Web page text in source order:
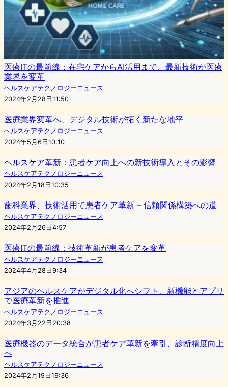
医療ITの最前線：在宅ケアからAI活用まで、最新技術が医療
業界を変革
ヘルスケアテクノロジーニュース
2024年2月28日11:50
医療業界変革へ、デジタル技術が拓く新たな地平
ヘルスケアテクノロジーニュース
2024年5月6日10:10
ヘルスケア革新：患者ケア向上への新技術導入とその影響
ヘルスケアテクノロジーニュース
2024年2月18日10:35
歯科業界、技術活用で患者ケア革新 – 信頼関係構築への道
ヘルスケアテクノロジーニュース
2024年2月26日4:57
医療ITの最前線：技術革新が患者ケアを変革
ヘルスケアテクノロジーニュース
2024年4月28日9:34
アジアのヘルスケアがデジタル化へシフト、新機能とアプリ
で医療革新を推進
ヘルスケアテクノロジーニュース
2024年3月22日20:38
医療機器のデータ統合が患者ケア革新を牽引、診断精度向上
へ
ヘルスケアテクノロジーニュース
2024年2月19日19:36